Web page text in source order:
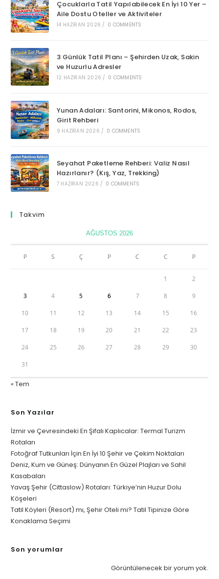
Çocuklarla Tatil Yapılabilecek En İyi 10 Yer –
Aile Dostu Oteller ve Aktiviteler
14 HAZIRAN 2026 / 0 COMMENTS
3 Günlük Tatil Planı – Şehirden Uzak, Sakin
ve Huzurlu Adresler
12 HAZIRAN 2026 / 0 COMMENTS
Yunan Adaları: Santorini, Mikonos, Rodos,
Girit Rehberi
9 HAZIRAN 2026 / 0 COMMENTS
Seyahat Paketleme Rehberi: Valiz Nasıl
Hazırlanır? (Kış, Yaz, Trekking)
7 HAZIRAN 2026 / 0 COMMENTS
Takvim
AĞUSTOS 2026
P S Ç P C C P
1 2
3 4 5 6 7 8 9
10 11 12 13 14 15 16
17 18 19 20 21 22 23
24 25 26 27 28 29 30
31
« Tem
Son Yazılar
İzmir ve Çevresindeki En Şifalı Kaplıcalar: Termal Turizm
Rotaları
Fotoğraf Tutkunları İçin En İyi 10 Şehir ve Çekim Noktaları
Deniz, Kum ve Güneş: Dünyanın En Güzel Plajları ve Sahil
Kasabaları
Yavaş Şehir (Cittaslow) Rotaları: Türkiye’nin Huzur Dolu
Köşeleri
Tatil Köyleri (Resort) mı, Şehir Oteli mi? Tatil Tipinize Göre
Konaklama Seçimi
Son yorumlar
Görüntülenecek bir yorum yok.